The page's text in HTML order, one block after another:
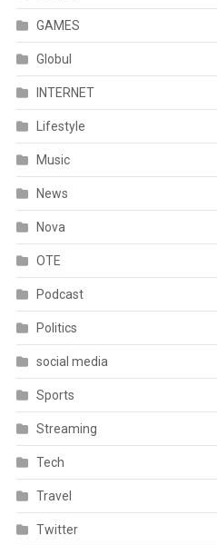
GAMES
Globul
INTERNET
Lifestyle
Music
News
Nova
OTE
Podcast
Politics
social media
Sports
Streaming
Tech
Travel
Twitter